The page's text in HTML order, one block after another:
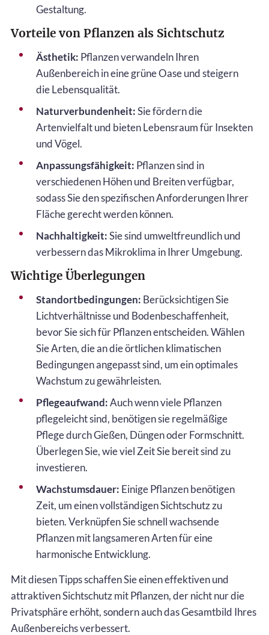
Gestaltung.
Vorteile von Pflanzen als Sichtschutz
Ästhetik: Pflanzen verwandeln Ihren
Außenbereich in eine grüne Oase und steigern
die Lebensqualität.
Naturverbundenheit:Sie fördern die
Artenvielfalt und bieten Lebensraum für Insekten
und Vögel.
Anpassungsfähigkeit: Pflanzen sind in
verschiedenen Höhen und Breiten verfügbar,
sodass Sie den spezifischen Anforderungen Ihrer
Fläche gerecht werden können.
Nachhaltigkeit:Sie sind umweltfreundlich und
verbessern das Mikroklima in Ihrer Umgebung.
Wichtige Überlegungen
Standortbedingungen: Berücksichtigen Sie
Lichtverhältnisse und Bodenbeschaffenheit,
bevor Sie sich für Pflanzen entscheiden. Wählen
Sie Arten, die an die örtlichen klimatischen
Bedingungen angepasst sind, um ein optimales
Wachstum zu gewährleisten.
Pflegeaufwand:Auch wenn viele Pflanzen
pflegeleicht sind, benötigen sie regelmäßige
Pflege durch Gießen, Düngen oder Formschnitt.
Überlegen Sie, wie viel Zeit Sie bereit sind zu
investieren.
Wachstumsdauer: Einige Pflanzen benötigen
Zeit, um einen vollständigen Sichtschutz zu
bieten. Verknüpfen Sie schnell wachsende
Pflanzen mit langsameren Arten für eine
harmonische Entwicklung.
Mit diesen Tipps schaffen Sie einen effektiven und
attraktiven Sichtschutz mit Pflanzen, der nicht nur die
Privatsphäre erhöht, sondern auch das Gesamtbild Ihres
Außenbereichs verbessert.